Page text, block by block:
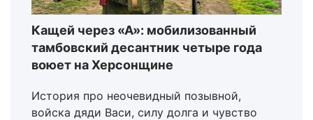
Кащей через «А»: мобилизованный
тамбовский десантник четыре года
воюет на Херсонщине
История про неочевидный позывной,
войска дяди Васи, силу долга и чувство